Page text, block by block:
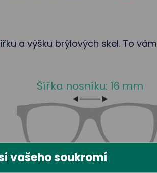
a výšku brýlových skel. To vám
Šířka nosníku: 16 mm
vašeho soukromí